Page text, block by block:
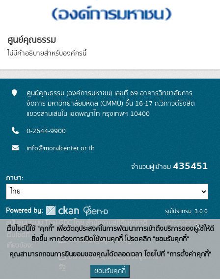
ศูนย์คุณธรรม
ไม่มีคำอธิบายสำหรับองค์กรนี้
ศูนย์คุณธรรม (องค์การมหาชน) เลขที่ 69 อาคารวิทยาลัยการ
จัดการ มหาวิทยาลัยมหิดล (CMMU) ชั้น 16-17 ถ.วิภาวดีรังสิต
แขวงสามเสนใน เขตพญาไท กรุงเทพฯ 10400
0-2644-9900
info@moralcenter.or.th
จำนวนผู้เข้าชม 435451
ภาษา
Powered by:
สนับสนุนระบบ Thai-GDC โดย สำนักงานสถิติแห่งชาติ
เว็บไซต์ที่
เกี่ยวข้อง:
ระบบบัญชีข้อมูลภาครัฐ
บริการนามานุกรมบัญชีข้อมูลภาค
รุ่นโปรแกรม: 3.0.0
วันที่: 2025-06-
26
เว็บไซต์นี้ใช้ "คุกกี้" เพื่อวัตถุประสงค์ในการพัฒนาการเข้าถึงบริการของผู้ใช้ให้ดี
ยิ่งขึ้น หากต้องการเปิดใช้งานคุกกี้ โปรดคลิก "ยอมรับคุกกี้"
คุณสามารถถอนการยินยอมของคุณได้ตลอดเวลา โดยไปที่ "การตั้งค่าคุกกี้"
ยอมรับคุกกี้
x